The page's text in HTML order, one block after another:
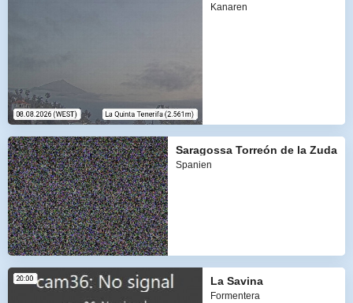
Kanaren
Saragossa Torreón de la Zuda
Spanien
La Savina
Formentera